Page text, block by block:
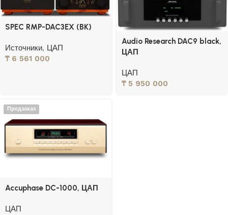
SPEC RMP-DAC3EX (BK)
Источники, ЦАП
₸6 561 000
Audio Research DAC9 black,
ЦАП
ЦАП
₸5 950 000
Предзаказ
Accuphase DC-1000, ЦАП
ЦАП